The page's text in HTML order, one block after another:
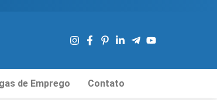
de Emprego Contato